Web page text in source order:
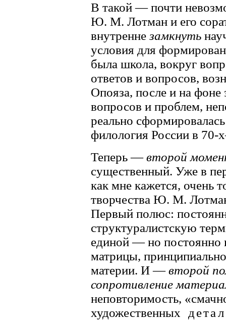
В такой — почти
Ю. М. Лотман и его
внутреннезамкнуть
условия для
была школа, вокруг
ответов и вопросов,
Опояза, после и на фоне
вопросов и проблем,
реально
филология России в 70-
Теперь —второй
существенный. Уже в
как мне кажется, очень
творчества Ю. М.
Первый полюс:
структуралистскую
единой — но постоянно
матрицы,
материи. И —второй
сопротивление
неповторимость,
художественных